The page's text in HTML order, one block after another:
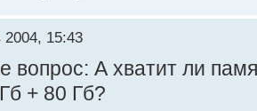
15:43
вопрос: А хватит ли
+ 80 Гб?